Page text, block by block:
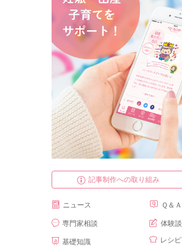
記事制作への取り組み
ニュース
専門家相談
基礎知識
Ｑ＆Ａ
体験談
レシピ